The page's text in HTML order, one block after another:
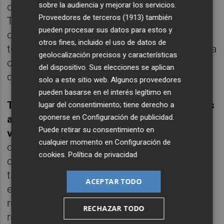
de la tarde. Vas a encontrar las puertas de
Teodora casi siempre abiertas: de lunes a
domingo, de 9:30 a medianoche. Una vez
terminan los almuerzos, abre la cocina con la
carta principal, con posibilidad de comer o
cenar hasta el cierre.
Teodora ocupa el local que durante muchos
años fue un restaurante muy querido en el
vecindario, el Canyamelar.Lo han renovado
completamente, situando la barra en el
centro de las miradas. No una barra alta con
taburete, sino una barra baja comodísima
estilo japonés. “La gente del barrio ha
respondido muy bien”, explica Rico, quien
reconoce que salir de su zona de confort
sobre la audiencia y mejorar los servicios.
Proveedores de terceros (1913) también
pueden procesar sus datos para estos y
otros fines, incluido el uso de datos de
geolocalización precisos y características
del dispositivo. Sus elecciones se aplican
solo a este sitio web. Algunos proveedores
pueden basarse en el interés legítimo en
lugar del consentimiento; tiene derecho a
oponerse enConfiguración de publicidad.
Puede retirar su consentimiento en
cualquier momento enConfiguración de
cookies.Política de privacidad
ACEPTAR TODO
RECHAZAR TODO